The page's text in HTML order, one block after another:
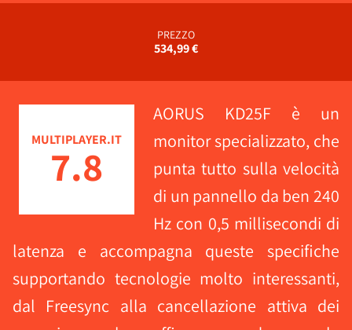
PREZZO
534,99 €
MULTIPLAYER.IT
7.8
AORUS KD25F è un
monitor specializzato, che
punta tutto sulla velocità
di un pannello da ben 240
Hz con 0,5 millisecondi di
latenza e accompagna queste specifiche
supportando tecnologie molto interessanti,
dal Freesync alla cancellazione attiva dei